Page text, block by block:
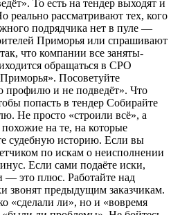
То есть на тендер выходят и
реально рассматривают тех, кого
подрядчика нет в пуле —
Приморья или спрашивают
что компании все заняты-
обращаться в СРО
Посоветуйте
профилю и не подведёт». Что
попасть в тендер Собирайте
Не просто «строили всё», а
на те, на которые
судебную историю. Если вы
по искам о неисполнении
Если сами подаёте иски,
— это плюс. Работайте над
звонят предыдущим заказчикам.
«сделали ли», но и «вовремя